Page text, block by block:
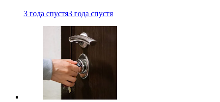
3 года спустя3 года спустя